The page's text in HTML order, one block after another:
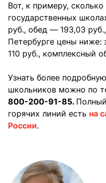
Вот, к примеру,
государственных
руб., обед — 193,03
Петербурге цены
110 руб., комплексный
Узнать более
школьников можно по
800-200-91-85.
горячих линий есть на
России.